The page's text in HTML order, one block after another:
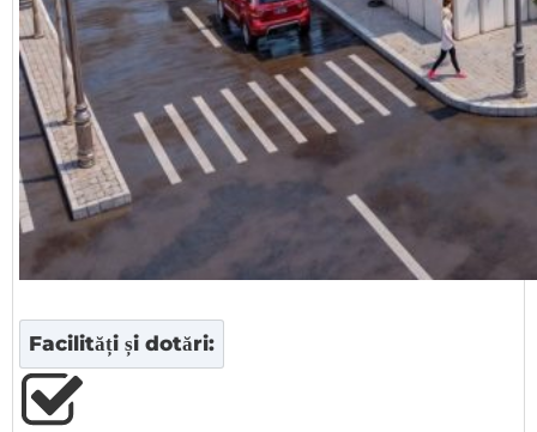
Facilități și dotări: